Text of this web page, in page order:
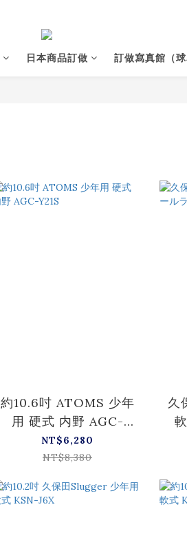
日本商品訂做 訂做寫真館（球
約10.6吋 ATOMS 少年
用 硬式 内野 AGC-
Y21S
NT$6,280
NT$8,380
久